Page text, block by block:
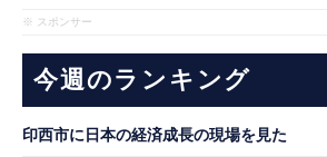
※ スポンサー
今週のランキング
印西市に日本の経済成長の現場を見た